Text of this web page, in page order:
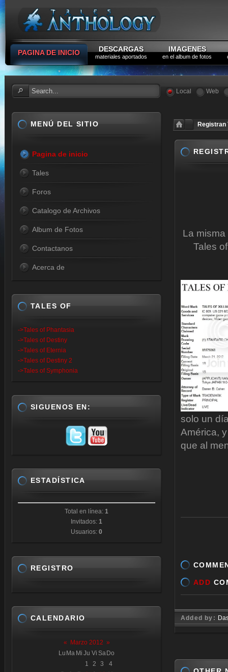
PAGINA DE INICIO DESCARGAS
materiales aportados
IMAGENES
en el album de fotos
Local Web
Registran
La
Tales
solo un
América,
que al
ADD
Added by:
MENÚ DEL SITIO
Pagina de inicio
Tales
Foros
Catalogo de Archivos
Album de Fotos
Contactanos
Acerca de
TALES OF
->Tales of Phantasia
->Tales of Destiny
->Tales of Eternia
->Tales of Destiny 2
->Tales of Symphonia
SIGUENOS EN:
ESTADÍSTICA
Total en línea: 1
Invitados: 1
Usuarios: 0
REGISTRO
CALENDARIO
« Marzo 2012 »
Lu Ma Mi Ju Vi Sa Do
1
2 3
4